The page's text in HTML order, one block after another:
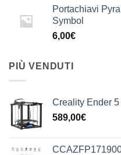
Portachiavi
Symbol
6,00€
PIÙ VENDUTI
Creality Ender
589,00€